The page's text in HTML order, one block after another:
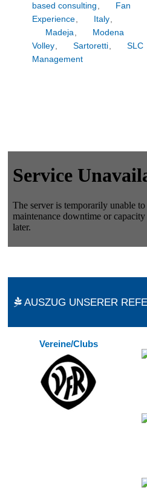
based consulting
Fan
Experience
Italy
Madeja
Modena
Volley
Sartoretti
SLC
Management
AUSZUG UNSERER
Vereine/Clubs